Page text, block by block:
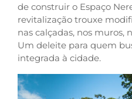
de construir o Espaço
revitalização trouxe
nas calçadas, nos muros,
Um deleite para quem
integrada à cidade.